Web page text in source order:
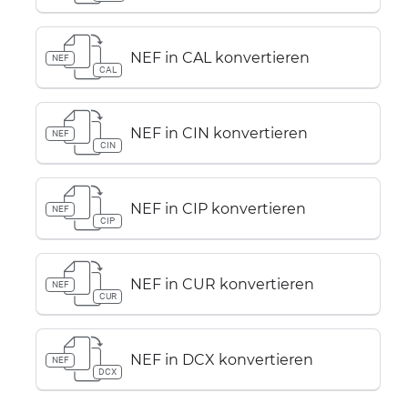
NEF
CAL
NEF in CAL konvertieren
NEF
CIN
NEF in CIN konvertieren
NEF
CIP
NEF in CIP konvertieren
NEF
CUR
NEF in CUR konvertieren
NEF
DCX
NEF in DCX konvertieren